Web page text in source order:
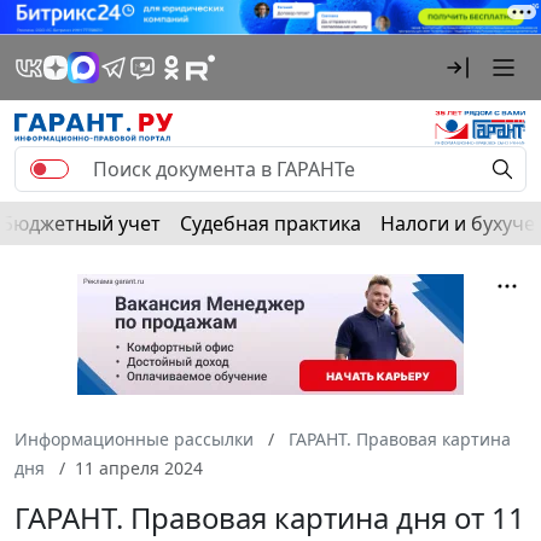
Бюджетный учет Судебная практика Налоги и
Информационные рассылки
ГАРАНТ. Правовая картина
дня
11 апреля 2024
ГАРАНТ. Правовая картина дня от 11